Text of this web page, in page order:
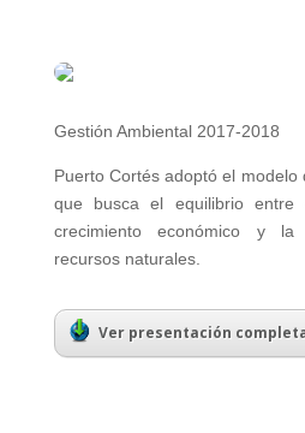
Gestión Ambiental 2017-2018
Puerto Cortés adoptó el modelo
que busca el equilibrio entre
crecimiento económico y
recursos naturales.
Ver presentación